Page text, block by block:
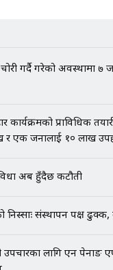
Followup: CCTV
SIDHAKURA |
गर्दै गरेको अवस्थामा ७
कार्यक्रमको प्राविधिक
एक जनालाई १० लाख
अब हुँदैछ कटौती
निस्साः संस्थापन पक्ष
लागि एन पेनाङ